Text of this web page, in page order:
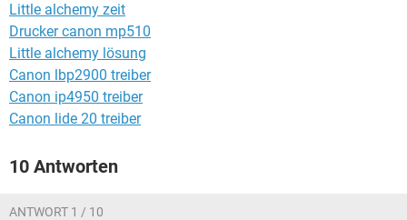
Little alchemy zeit
Drucker canon mp510
Little alchemy lösung
Canon lbp2900 treiber
Canon ip4950 treiber
Canon lide 20 treiber
10 Antworten
ANTWORT 1 / 10